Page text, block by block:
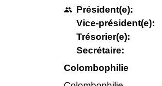
people Président(e):
Vice-président(e):
Trésorier(e):
Secrétaire:
Colombophilie